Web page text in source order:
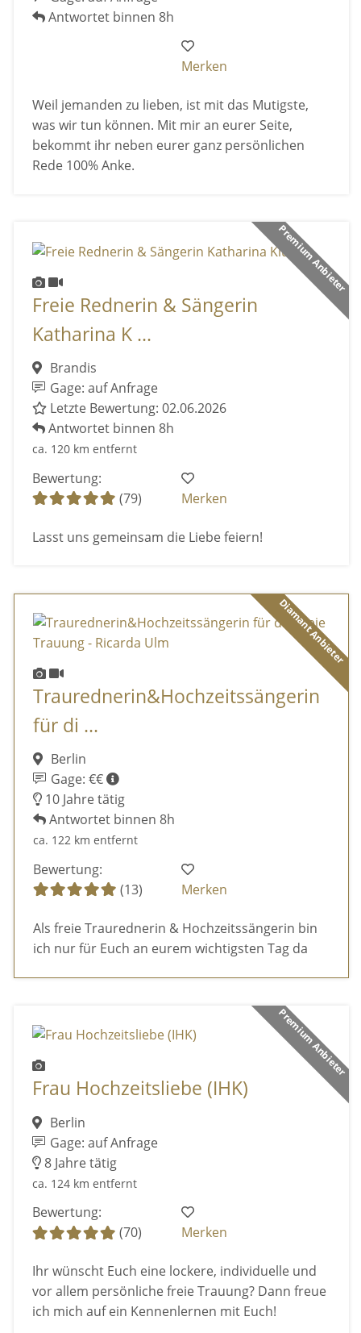
Antwortet binnen 8h
Merken
Weil jemanden zu lieben, ist mit das Mutigste,
was wir tun können. Mit mir an eurer Seite,
bekommt ihr neben eurer ganz persönlichen
Rede 100% Anke.
Premium Anbieter
Freie Rednerin & Sängerin
Katharina K ...
Brandis
Gage: auf Anfrage
Letzte Bewertung: 02.06.2026
Antwortet binnen 8h
ca. 120 km entfernt
Bewertung:
(79)
Merken
Lasst uns gemeinsam die Liebe feiern!
Diamant Anbieter
Traurednerin&Hochzeitssängerin
für di ...
Berlin
Gage: €€
10 Jahre tätig
Antwortet binnen 8h
ca. 122 km entfernt
Bewertung:
(13)
Merken
Als freie Traurednerin & Hochzeitssängerin bin
ich nur für Euch an eurem wichtigsten Tag da
Premium Anbieter
Frau Hochzeitsliebe (IHK)
Berlin
Gage: auf Anfrage
8 Jahre tätig
ca. 124 km entfernt
Bewertung:
(70)
Merken
Ihr wünscht Euch eine lockere, individuelle und
vor allem persönliche freie Trauung? Dann freue
ich mich auf ein Kennenlernen mit Euch!